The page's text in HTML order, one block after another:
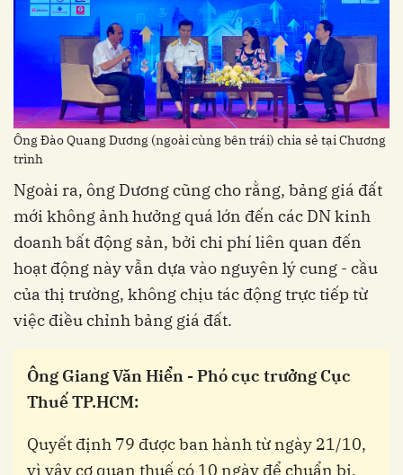
Ông Đào Quang Dương (ngoài cùng bên trái) chia sẻ tại Chương
trình
Ngoài ra, ông Dương cũng cho rằng, bảng giá đất
mới không ảnh hưởng quá lớn đến các DN kinh
doanh bất động sản, bởi chi phí liên quan đến
hoạt động này vẫn dựa vào nguyên lý cung - cầu
của thị trường, không chịu tác động trực tiếp từ
việc điều chỉnh bảng giá đất.
Ông Giang Văn Hiển - Phó cục trưởng Cục
Thuế TP.HCM:
Quyết định 79 được ban hành từ ngày 21/10,
vì vậy cơ quan thuế có 10 ngày để chuẩn bị,